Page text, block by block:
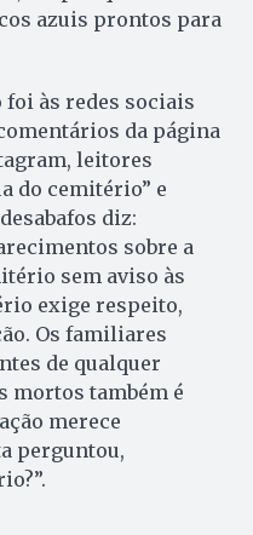
azuis prontos para
foi às redes sociais
da página
leitores
do cemitério” e
diz:
sobre a
sem aviso às
exige respeito,
Os familiares
de qualquer
mortos também é
merece
perguntou,